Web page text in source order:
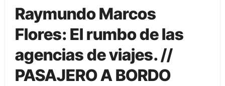
Raymundo Marcos
Flores: El rumbo de las
agencias de viajes. //
PASAJERO A BORDO